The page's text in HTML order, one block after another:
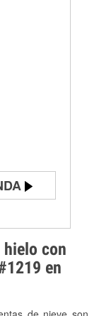
hielo con
en